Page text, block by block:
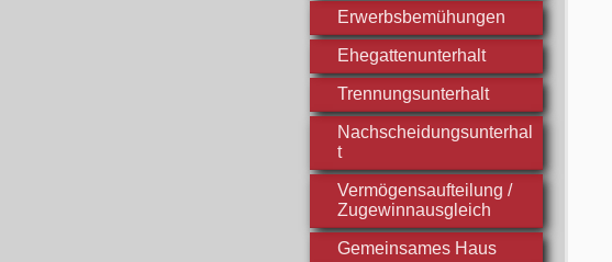
Erwerbsbemühungen
Ehegattenunterhalt
Trennungsunterhalt
Nachscheidungsunterhal
t
Vermögensaufteilung /
Zugewinnausgleich
Gemeinsames Haus